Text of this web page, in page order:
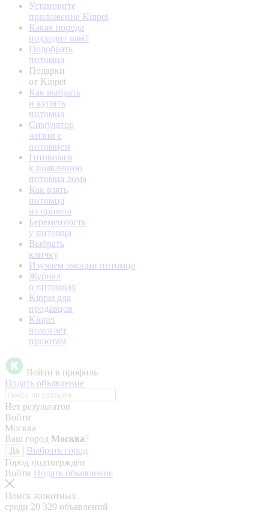
Установите
приложение Kinpet
Какая порода
подходит вам?
Подобрать
питомца
Подарки
от Kinpet
Как выбрать
и купить
питомца
Симулятор
жизни с
питомцем
Готовимся
к появлению
питомца дома
Как взять
питомца
из приюта
Беременность
у питомца
Выбрать
кличку
Изучаем эмоции питомца
Журнал
о питомцах
Kinpet для
продавцов
Kinpet
помогает
приютам
Войти в профиль
Подать объявление
Нет результатов
Войти
Москва
Ваш город Москва?
Да
Выбрать город
Город подтверждён
Войти Подать объявление
Поиск животных
среди 20 329 объявлений